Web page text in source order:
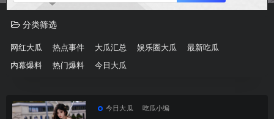
分类筛选
网红大瓜 热点事件 大瓜汇总 娱乐圈大瓜 最新吃瓜
内幕爆料 热门爆料 今日大瓜
今日大瓜 吃瓜小编